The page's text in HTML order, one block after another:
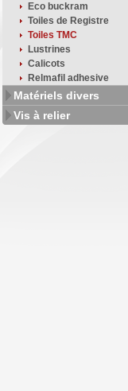
Eco buckram
Toiles de Registre
Toiles TMC
Lustrines
Calicots
Relmafil adhesive
Matériels divers
Vis à relier